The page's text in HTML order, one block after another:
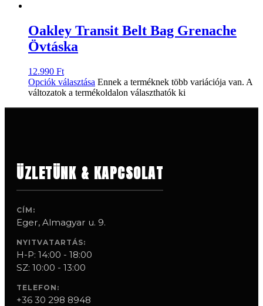
Oakley Transit Belt Bag Grenache
Övtáska
12.990 Ft
Opciók választása Ennek a terméknek több variációja van. A
változatok a termékoldalon választhatók ki
ÜZLETÜNK & KAPCSOLAT
CÍM:
Eger, Almagyar u. 9.
NYITVATARTÁS:
H-P: 14:00 - 18:00
SZ: 10:00 - 13:00
TELEFON:
+36 30 298 8948